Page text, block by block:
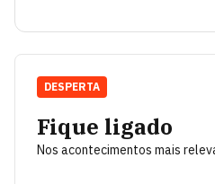
Fique ligado
Nos acontecimentos mais
DESPERTA